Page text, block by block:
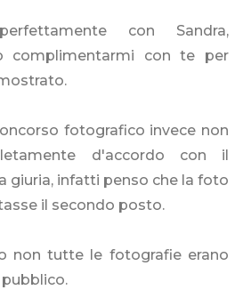
con Sandra,
complimentarmi con te per
fotografico invece non
d'accordo con il
giuria, infatti penso che la foto
il secondo posto.
non tutte le fotografie erano